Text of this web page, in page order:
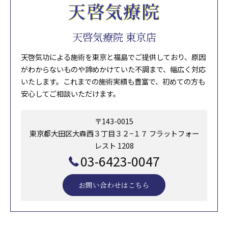
天啓気療院 東京店
天啓気功による施術を東京と福島でご提供しており、原因
がわからないものや諦めかけていた不調まで、幅広く対応
いたします。これまでの施術実績も豊富で、初めての方も
安心してご相談いただけます。
〒143-0015
東京都大田区大森西３丁目３２−１７ フラットフォー
レスト 1208
03-6423-0047
お問い合わせはこちら